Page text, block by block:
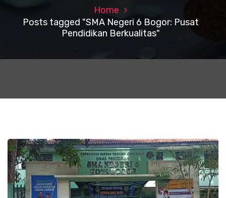
Home
Posts tagged "SMA Negeri 6 Bogor: Pusat
Pendidikan Berkualitas"